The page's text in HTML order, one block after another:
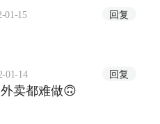
01-15 回复
01-14 回复
卖都难做🙃